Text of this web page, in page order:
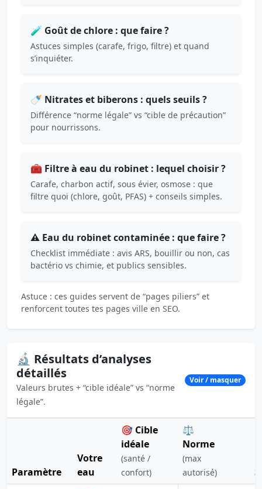
🧪 Goût de chlore : que faire ?
Astuces simples (carafe, frigo, filtre) et quand
s’inquiéter.
🍼 Nitrates et biberons : quels seuils ?
Différence “norme légale” vs “cible de précaution”
pour nourrissons.
🧰 Filtre à eau du robinet : lequel choisir ?
Carafe, charbon actif, sous évier, osmose : que
filtre quoi (chlore, goût, PFAS) + conseils simples.
⚠️ Eau du robinet contaminée : que faire ?
Checklist immédiate : avis ARS, bouillir ou non, cas
bactério vs chimie, et publics sensibles.
Astuce : ces guides servent de “pages piliers” et
renforcent toutes tes pages ville en SEO.
🔬 Résultats d’analyses
détaillés
Valeurs brutes + “cible idéale” vs “norme
légale”.
Voir / masquer
Paramètre
Votre
eau
🎯 Cible
idéale
(santé /
confort)
⚖️
Norme
(max
autorisé)